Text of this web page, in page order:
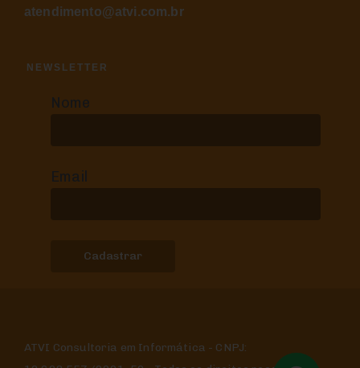
atendimento@atvi.com.br
NEWSLETTER
Nome
Email
ATVI Consultoria em Informática - CNPJ: